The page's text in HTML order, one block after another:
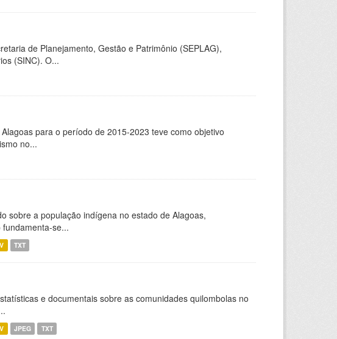
de Planejamento, Gestão e Patrimônio (SEPLAG),
(SINC). O...
para o período de 2015-2023 teve como objetivo
no...
sobre a população indígena no estado de Alagoas,
se...
TXT
e documentais sobre as comunidades quilombolas no
JPEG TXT